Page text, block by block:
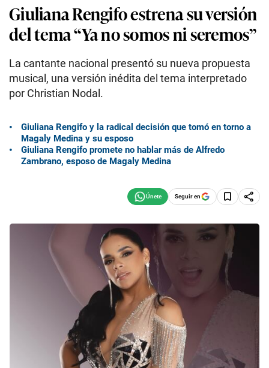
Giuliana Rengifo estrena su versión
del tema “Ya no somos ni seremos”
La cantante nacional presentó su nueva propuesta
musical, una versión inédita del tema interpretado
por Christian Nodal.
Giuliana Rengifo y la radical decisión que tomó en torno a
Magaly Medina y su esposo
Giuliana Rengifo promete no hablar más de Alfredo
Zambrano, esposo de Magaly Medina
Seguir en